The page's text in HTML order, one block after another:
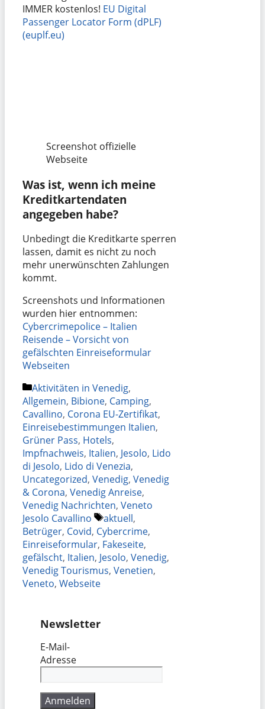
IMMER kostenlos! EU Digital
Passenger Locator Form (dPLF)
(euplf.eu)
Screenshot offizielle
Webseite
Was ist, wenn ich meine
Kreditkartendaten
angegeben habe?
Unbedingt die Kreditkarte sperren
lassen, damit es nicht zu noch
mehr unerwünschten Zahlungen
kommt.
Screenshots und Informationen
wurden hier entnommen:
Cybercrimepolice – Italien
Reisende – Vorsicht von
gefälschten Einreiseformular
Webseiten
Kategorien
Aktivitäten in Venedig,
Allgemein, Bibione, Camping,
Cavallino, Corona EU-Zertifikat,
Einreisebestimmungen Italien,
Grüner Pass, Hotels,
Impfnachweis, Italien, Jesolo, Lido
di Jesolo, Lido di Venezia,
Uncategorized, Venedig, Venedig
& Corona, Venedig Anreise,
Venedig Nachrichten, Veneto
Jesolo Cavallino
Schlagwörter
aktuell,
Betrüger, Covid, Cybercrime,
Einreiseformular, Fakeseite,
gefälscht, Italien, Jesolo, Venedig,
Venedig Tourismus, Venetien,
Veneto, Webseite
Newsletter
E-Mail-
Adresse